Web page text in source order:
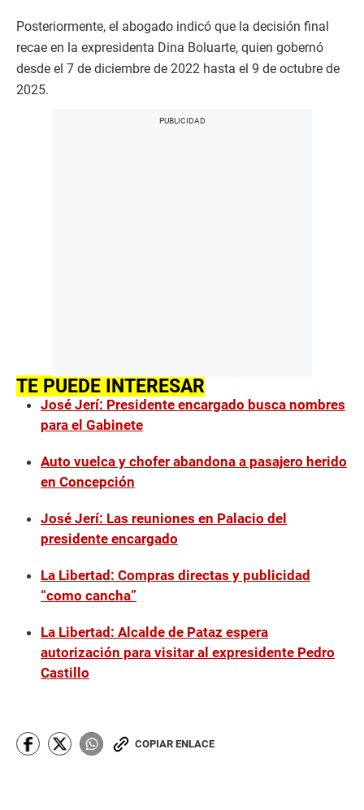
Posteriormente, el abogado indicó que la decisión final
recae en la expresidenta Dina Boluarte, quien gobernó
desde el 7 de diciembre de 2022 hasta el 9 de octubre de
2025.
TE PUEDE INTERESAR
José Jerí: Presidente encargado busca nombres
para el Gabinete
Auto vuelca y chofer abandona a pasajero herido
en Concepción
José Jerí: Las reuniones en Palacio del
presidente encargado
La Libertad: Compras directas y publicidad
“como cancha”
La Libertad: Alcalde de Pataz espera
autorización para visitar al expresidente Pedro
Castillo
COPIAR ENLACE